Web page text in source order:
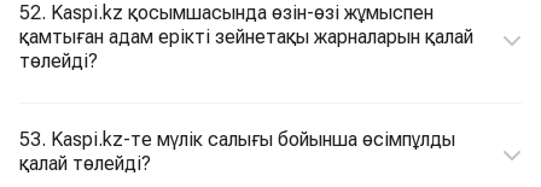
52. Kaspi.kz қосымшасында өзін-өзі жұмыспен
қамтыған адам ерікті зейнетақы жарналарын қалай
төлейді?
53. Kaspi.kz-те мүлік салығы бойынша өсімпұлды
қалай төлейді?